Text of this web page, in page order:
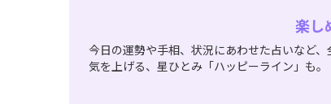
楽し
今日の運勢や手相、状況にあわせた占いなど
気を上げる、星ひとみ「ハッピーライン」も。